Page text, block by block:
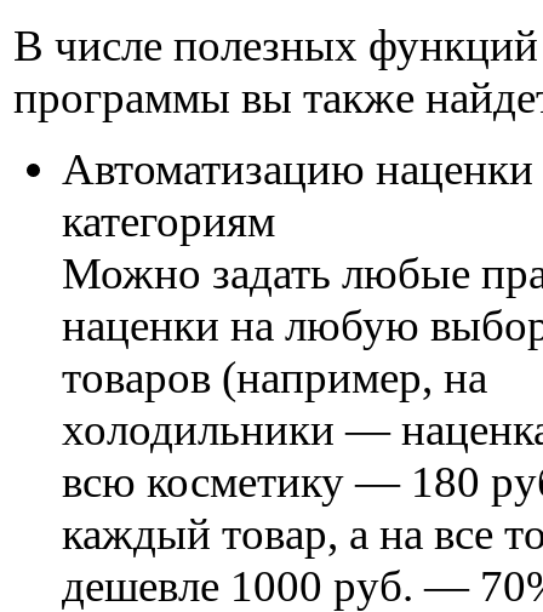
В числе полезных функций
программы вы также
Автоматизацию
категориям
Можно задать любые
наценки на любую
товаров (например, на
холодильники —
всю косметику — 180
каждый товар, а на все
дешевле 1000 руб. —